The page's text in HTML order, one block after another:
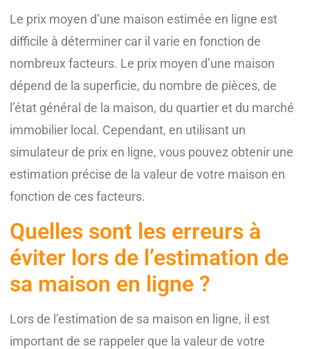
Le prix moyen d’une maison estimée en ligne est
difficile à déterminer car il varie en fonction de
nombreux facteurs. Le prix moyen d’une maison
dépend de la superficie, du nombre de pièces, de
l’état général de la maison, du quartier et du marché
immobilier local. Cependant, en utilisant un
simulateur de prix en ligne, vous pouvez obtenir une
estimation précise de la valeur de votre maison en
fonction de ces facteurs.
Quelles sont les erreurs à
éviter lors de l’estimation de
sa maison en ligne ?
Lors de l’estimation de sa maison en ligne, il est
important de se rappeler que la valeur de votre